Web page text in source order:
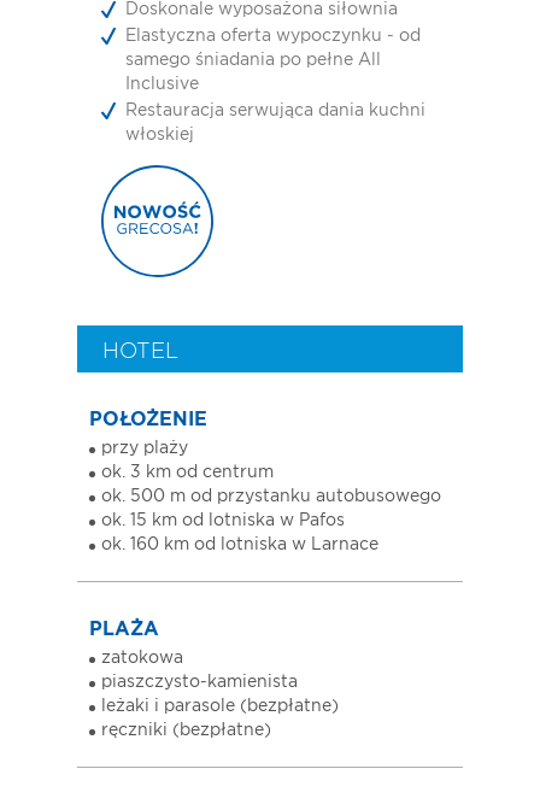
Doskonale wyposażona siłownia
Elastyczna oferta wypoczynku - od
samego śniadania po pełne All
Inclusive
Restauracja serwująca dania kuchni
włoskiej
HOTEL
POŁOŻENIE
przy plaży
ok. 3 km od centrum
ok. 500 m od przystanku autobusowego
ok. 15 km od lotniska w Pafos
ok. 160 km od lotniska w Larnace
PLAŻA
zatokowa
piaszczysto-kamienista
leżaki i parasole (bezpłatne)
ręczniki (bezpłatne)